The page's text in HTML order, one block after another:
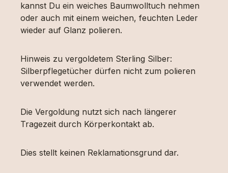
kannst Du ein weiches Baumwolltuch nehmen
oder auch mit einem weichen, feuchten Leder
wieder auf Glanz polieren.
Hinweis zu vergoldetem Sterling Silber:
Silberpflegetücher dürfen nicht zum polieren
verwendet werden.
Die Vergoldung nutzt sich nach längerer
Tragezeit durch Körperkontakt ab.
Dies stellt keinen Reklamationsgrund dar.